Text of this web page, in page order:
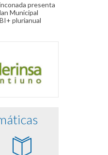
presenta
Municipal
plurianual